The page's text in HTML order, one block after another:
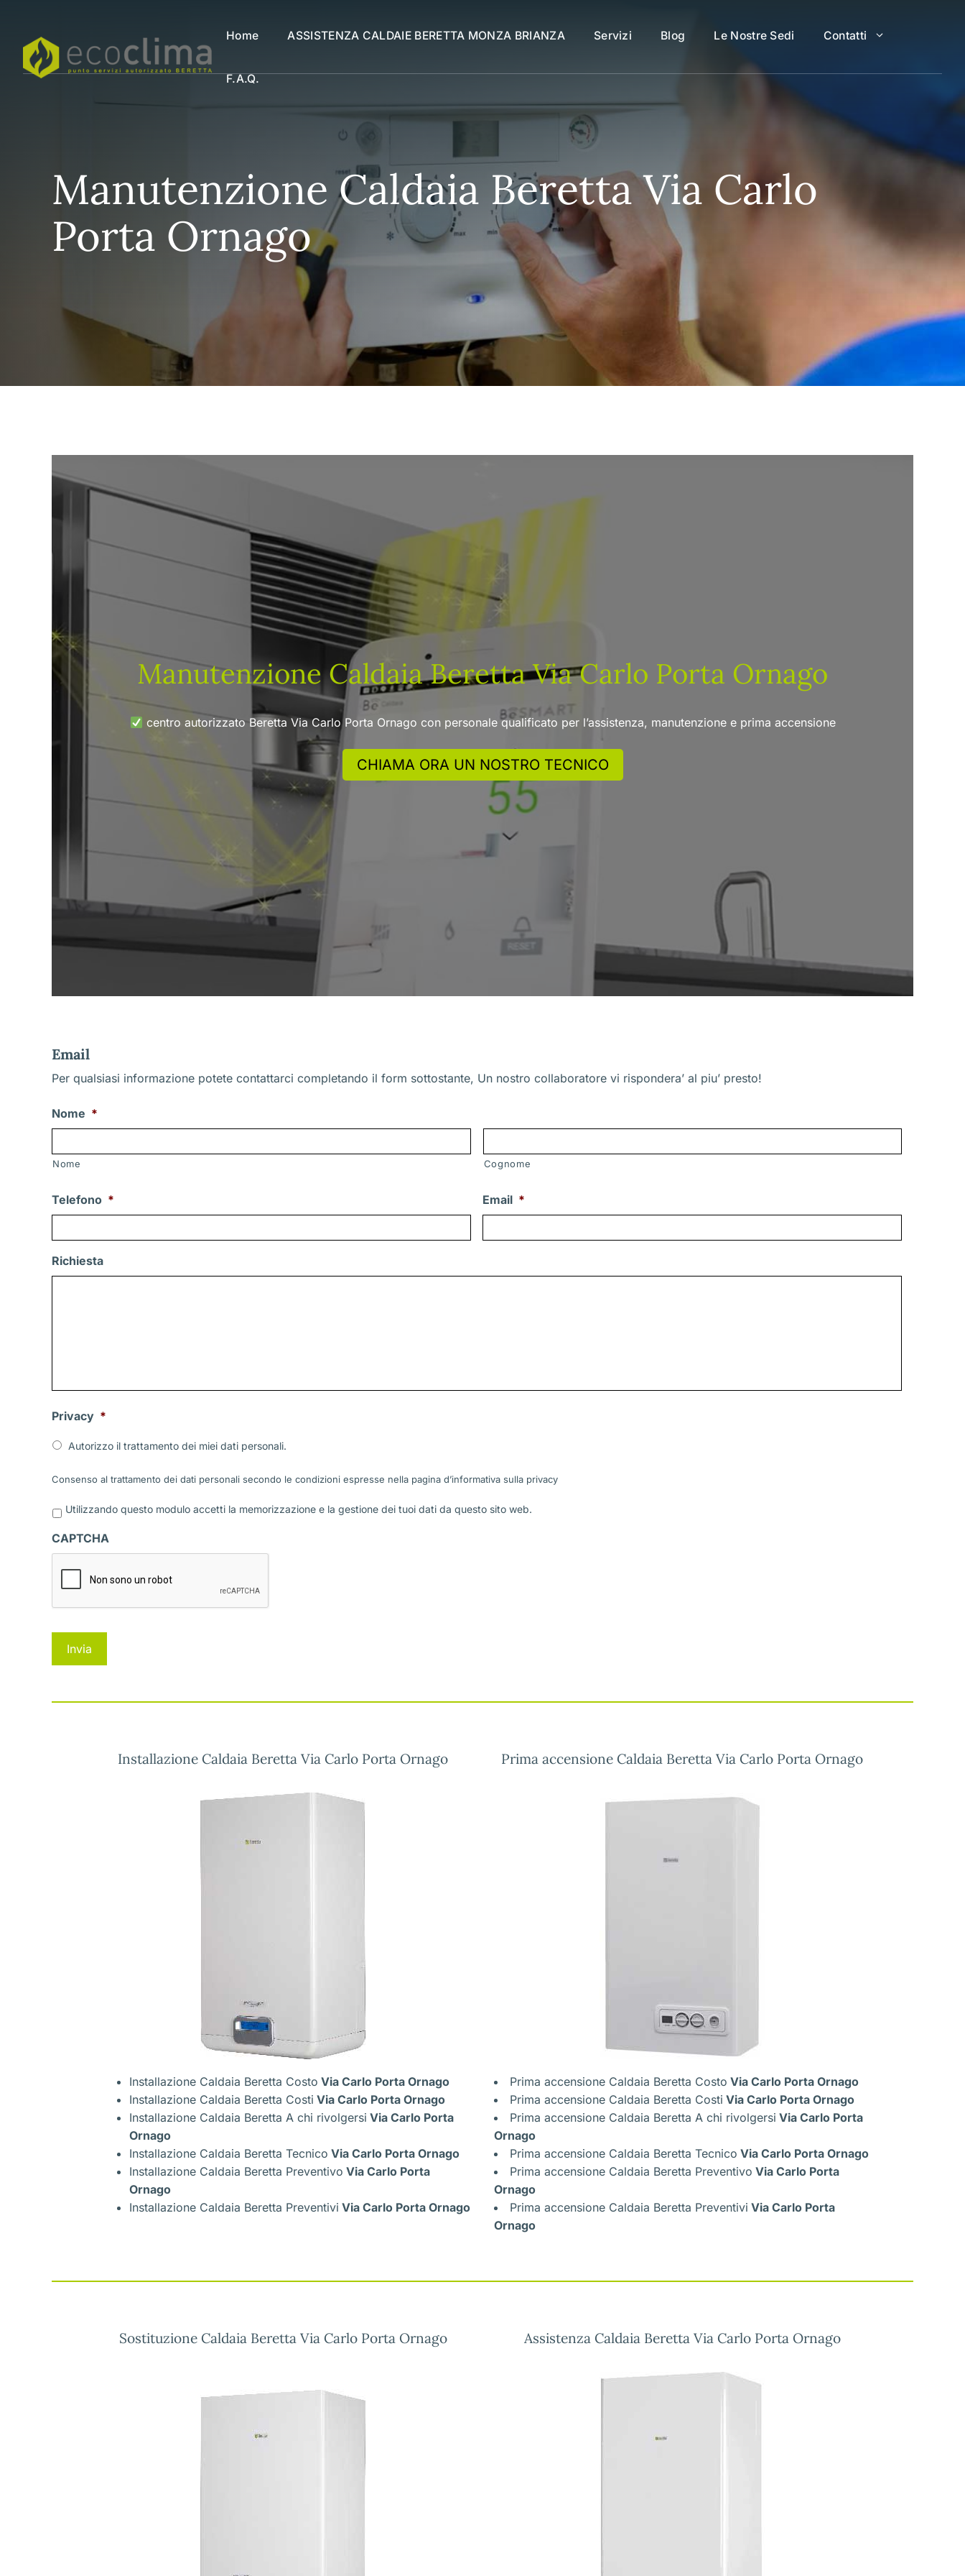
contenuto
Home ASSISTENZA CALDAIE BERETTA MONZA BRIANZA Servizi Blog Le Nostre Sedi Contatti
F.a.q.
Manutenzione Caldaia Beretta Via Carlo
Porta Ornago
Manutenzione Caldaia Beretta Via Carlo Porta Ornago
centro autorizzato Beretta Via Carlo Porta Ornago con personale qualificato per l’assistenza, manutenzione e prima accensione
CHIAMA ORA UN NOSTRO TECNICO
Email
Per qualsiasi informazione potete contattarci completando il form sottostante, Un nostro collaboratore vi rispondera’ al piu’ presto!
Nome *
Nome Cognome
Telefono * Email *
Richiesta
Privacy *
Autorizzo il trattamento dei miei dati personali.
Consenso al trattamento dei dati personali secondo le condizioni espresse nella pagina d’informativa sulla privacy
P
r
i
v
*
Utilizzando questo modulo accetti la memorizzazione e la gestione dei tuoi dati da questo sito web.
CAPTCHA
Installazione Caldaia Beretta Via Carlo Porta Ornago
Installazione Caldaia Beretta Costo Via Carlo Porta Ornago
Installazione Caldaia Beretta Costi Via Carlo Porta Ornago
Installazione Caldaia Beretta A chi rivolgersi Via Carlo Porta
Ornago
Installazione Caldaia Beretta Tecnico Via Carlo Porta Ornago
Installazione Caldaia Beretta Preventivo Via Carlo Porta
Ornago
Installazione Caldaia Beretta Preventivi Via Carlo Porta Ornago
Prima accensione Caldaia Beretta Via Carlo Porta Ornago
Prima accensione Caldaia Beretta Costo Via Carlo Porta Ornago
Prima accensione Caldaia Beretta Costi Via Carlo Porta Ornago
Prima accensione Caldaia Beretta A chi rivolgersi Via Carlo Porta
Ornago
Prima accensione Caldaia Beretta Tecnico Via Carlo Porta Ornago
Prima accensione Caldaia Beretta Preventivo Via Carlo Porta
Ornago
Prima accensione Caldaia Beretta Preventivi Via Carlo Porta
Ornago
Sostituzione Caldaia Beretta Via Carlo Porta Ornago Assistenza Caldaia Beretta Via Carlo Porta Ornago